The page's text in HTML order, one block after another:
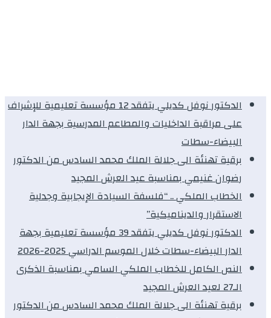
الدكتور نوفل كديلي يتفقد 12 مؤسسة تعليمية للإشراف
على مراقبة الداخليات والمطاعم المدرسية بجهة الدار
البيضاء-سطات
برقية تهنئة الى جلالة الملك محمد السادس من الدكتور
رضوان غنيمي بمناسبة عيد العرش المجيد
الخطاب الملكي .. “فلسفة السيادة الإيجابية وجدلية
الاستقرار والديناميكية”
الدكتور نوفل كديلي يتفقد 39 مؤسسة تعليمية بجهة
الدار البيضاء-سطات خلال الموسم الدراسي 2025-2026
النص الكامل للخطاب الملكي السامي بمناسبة الذكرى
الـ27 لعيد العرش المجيد
برقية تهنئة الى جلالة الملك محمد السادس من الدكتور